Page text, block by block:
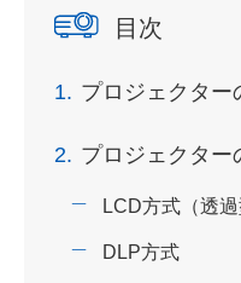
目次
1. プロジェクター
2. プロジェクター
LCD方式（透過
DLP方式